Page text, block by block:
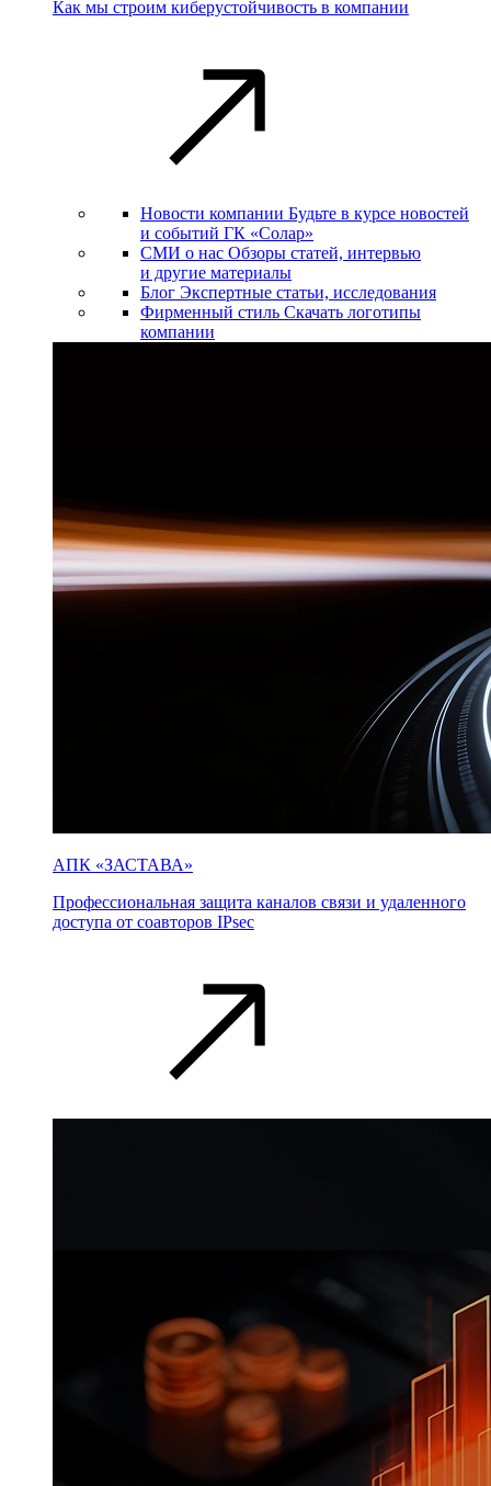
Как мы строим киберустойчивость в компании
Новости компании Будьте в курсе новостей
и событий ГК «Солар»
СМИ о нас Обзоры статей, интервью
и другие материалы
Блог Экспертные статьи, исследования
Фирменный стиль Скачать логотипы
компании
АПК «ЗАСТАВА»
Профессиональная защита каналов связи и удаленного
доступа от соавторов IPsec